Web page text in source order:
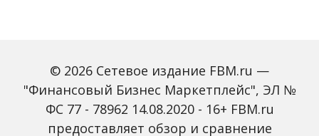
Зарплаты вырастут,
Россиян предупредили
© 2026 Сетевое издание FBM.ru —
"Финансовый Бизнес Маркетплейс", ЭЛ №
ФС 77 - 78962 14.08.2020 - 16+ FBM.ru
предоставляет обзор и сравнение